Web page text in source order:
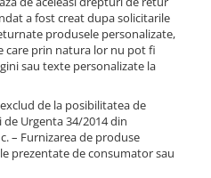
a fost creat dupa solicitarile
produsele personalizate,
care prin natura lor nu pot fi
sau texte personalizate la
de la posibilitatea de
Urgenta 34/2014 din
– Furnizarea de produse
prezentate de consumator sau